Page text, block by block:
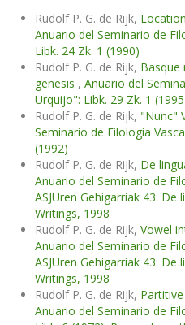
Rudolf P. G. de Rijk,
Anuario del Seminario de
Libk. 24 Zk. 1 (1990)
Rudolf P. G. de Rijk, Basque
genesis , Anuario del
Urquijo": Libk. 29 Zk. 1
Rudolf P. G. de Rijk, "Nunc"
Seminario de Filología
(1992)
Rudolf P. G. de Rijk, De
Anuario del Seminario de
ASJUren Gehigarriak 43: De
Writings, 1998
Rudolf P. G. de Rijk, Vowel
Anuario del Seminario de
ASJUren Gehigarriak 43: De
Writings, 1998
Rudolf P. G. de Rijk,
Anuario del Seminario de